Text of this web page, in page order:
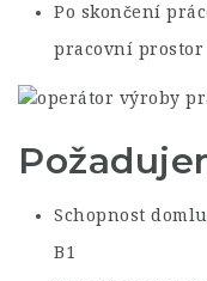
Po skončení
pracovní prostor
Schopnost
B1